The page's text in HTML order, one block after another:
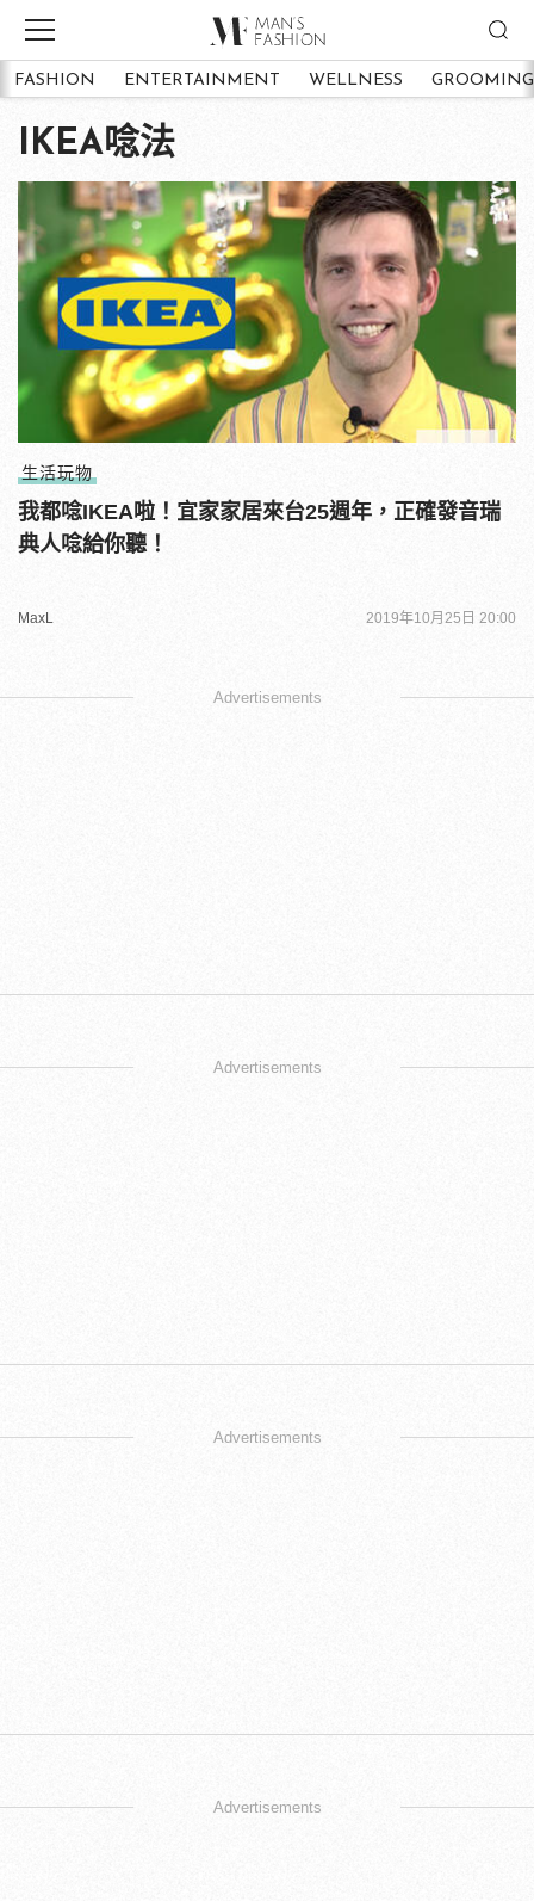
FASHION ENTERTAINMENT WELLNESS GROOMING
IKEA唸法
生活玩物
我都唸IKEA啦！宜家家居來台25週年，正確發音瑞
典人唸給你聽！
MaxL 2019年10月25日 20:00
Advertisements
Advertisements
Advertisements
Advertisements